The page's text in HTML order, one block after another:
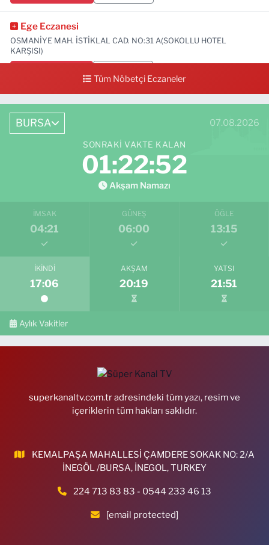
Ege Eczanesi
OSMANİYE MAH. İSTİKLAL CAD. NO:31 A(SOKOLLU HOTEL
KARŞISI)
Tüm Nöbetçi Eczaneler
BURSA 07.08.2026
SONRAKI VAKTE KALAN
01:22:50
Akşam Namazı
İMSAK
04:21
GÜNEŞ
06:00
ÖĞLE
13:15
İKINDI
17:06
AKŞAM
20:19
YATSI
21:51
Aylık Vakitler
superkanaltv.com.tr adresindeki tüm yazı, resim ve
içeriklerin tüm hakları saklıdır.
KEMALPAŞA MAHALLESİ ÇAMDERE SOKAK NO: 2/A
İNEGÖL /BURSA, İNEGOL, TURKEY
224 713 83 83 - 0544 233 46 13
[email protected]